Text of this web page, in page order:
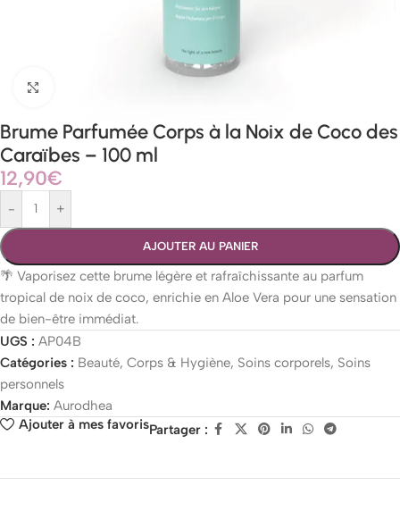
Brume Parfumée Corps à la Noix de Coco des
Caraïbes – 100 ml
12,90€
- +
AJOUTER AU PANIER
🌴 Vaporisez cette brume légère et rafraîchissante au parfum
tropical de noix de coco, enrichie en Aloe Vera pour une sensation
de bien-être immédiat.
UGS : AP04B
Catégories : Beauté, Corps & Hygiène, Soins corporels, Soins
personnels
Marque: Aurodhea
Ajouter à mes favorisPartager :